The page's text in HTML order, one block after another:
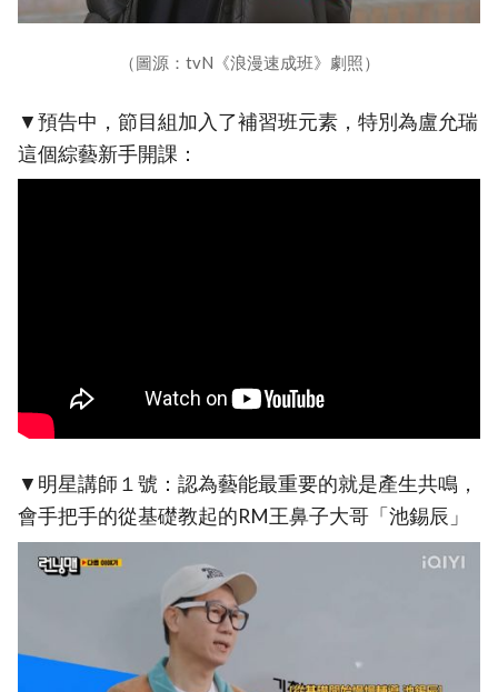
（圖源：tvN《浪漫速成班》劇照）
▼預告中，節目組加入了補習班元素，特別為盧允瑞
這個綜藝新手開課：
▼明星講師１號：認為藝能最重要的就是產生共鳴，
會手把手的從基礎教起的RM王鼻子大哥「池錫辰」